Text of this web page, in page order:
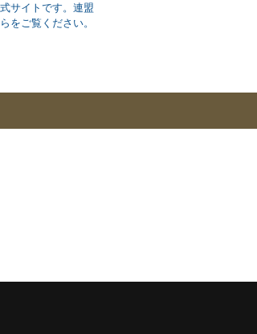
サイトです。連盟
をご覧ください。